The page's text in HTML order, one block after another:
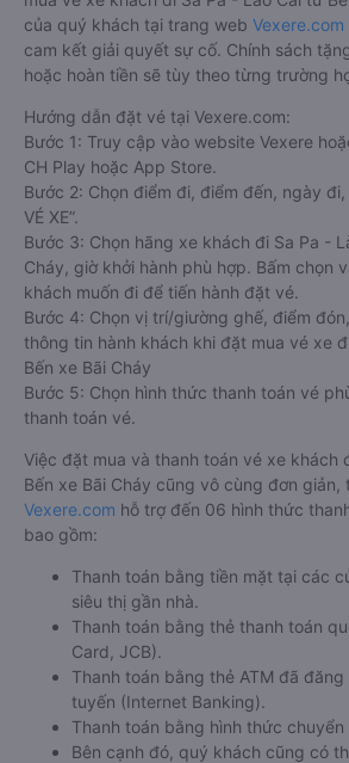
của quý khách tại trang web Vexere.com
cam kết giải quyết sự cố. Chính sách
hoặc hoàn tiền sẽ tùy theo từng trường
Hướng dẫn đặt vé tại Vexere.com:
Bước 1: Truy cập vào website Vexere
CH Play hoặc App Store.
Bước 2: Chọn điểm đi, điểm đến, ngày đi,
VÉ XE”.
Bước 3: Chọn hãng xe khách đi Sa Pa -
Cháy, giờ khởi hành phù hợp. Bấm chọn
khách muốn đi để tiến hành đặt vé.
Bước 4: Chọn vị trí/giường ghế, điểm
thông tin hành khách khi đặt mua vé xe
Bến xe Bãi Cháy
Bước 5: Chọn hình thức thanh toán vé
thanh toán vé.
Việc đặt mua và thanh toán vé xe khách
Bến xe Bãi Cháy cũng vô cùng đơn giản,
Vexere.com hỗ trợ đến 06 hình thức
bao gồm:
Thanh toán bằng tiền mặt tại các
siêu thị gần nhà.
Thanh toán bằng thẻ thanh toán
Card, JCB).
Thanh toán bằng thẻ ATM đã
tuyến (Internet Banking).
Thanh toán bằng hình thức chuyển
Bên cạnh đó, quý khách cũng có